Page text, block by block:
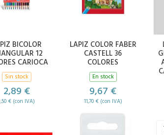
BICOLOR
12
CARIOCA
Sin stock
2,89 €
€ (con IVA)
LAPIZ COLOR FABER
CASTELL 36
COLORES
En stock
9,67 €
11,70 € (con IVA)
Comprar